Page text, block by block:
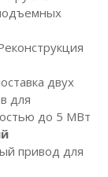
двух
для
до 5 МВт
привод для